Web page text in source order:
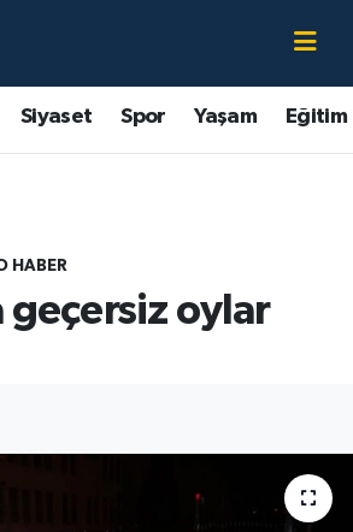
Siyaset Spor Yaşam Eğitim
HABER
geçersiz oylar
Eczaneler
Haritası
Durumu ve Fikstür